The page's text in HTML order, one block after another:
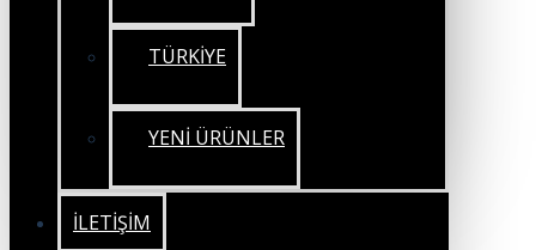
TÜRKİYE
YENİ ÜRÜNLER
İLETIŞIM